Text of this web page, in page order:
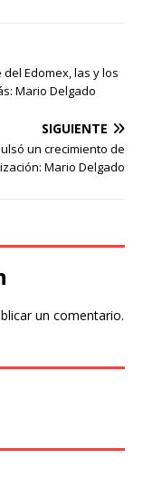
Edomex, las y los
Mario Delgado
SIGUIENTE
un crecimiento de
Mario Delgado
un comentario.